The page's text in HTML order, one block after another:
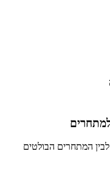
השוואת רמות הגימור של פורשה 911 2026 לבין המתחרים הבולטים